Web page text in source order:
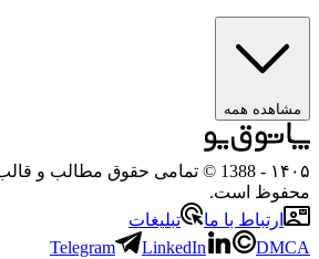
مشاهده همه
۱۴۰۵
- 1388 © تمامی حقوق مطالب و
محفوظ است.
ارتباط با ما
تبلیغات
Telegram
LinkedIn DMCA